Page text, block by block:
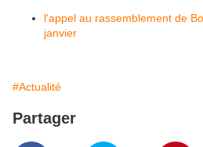
l'appel au rassemblement de
janvier
#Actualité
Partager